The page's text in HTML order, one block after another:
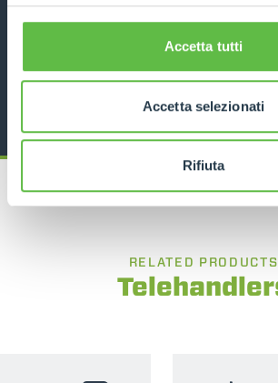
Accetta tutti
Accetta selezionati
Rifiuta
DISCOVER MORE
TECHNICAL DATA
RELATED PRODUCTS